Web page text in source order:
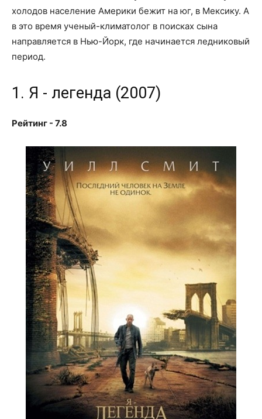
холодов население Америки бежит на юг, в Мексику. А
в это время ученый-климатолог в поисках сына
направляется в Нью-Йорк, где начинается ледниковый
период.
1. Я - легенда (2007)
Рейтинг - 7.8